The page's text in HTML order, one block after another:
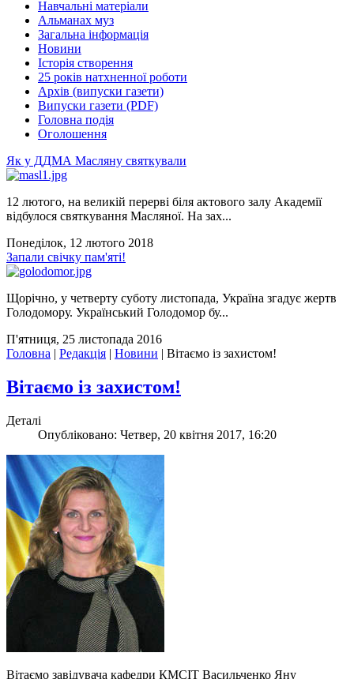
Навчальні матеріали
Альманах муз
Загальна інформація
Новини
Історія створення
25 років натхненної роботи
Архів (випуски газети)
Випуски газети (PDF)
Головна подія
Оголошення
Як у ДДМА Масляну святкували
12 лютого, на великій перерві біля актового залу Академії
відбулося святкування Масляної. На зах...
Понеділок, 12 лютого 2018
Запали свічку пам'яті!
Щорічно, у четверту суботу листопада, Україна згадує жертв
Голодомору. Український Голодомор бу...
П'ятниця, 25 листопада 2016
Головна | Редакція | Новини | Вітаємо із захистом!
Вітаємо із захистом!
Деталі
Опубліковано: Четвер, 20 квітня 2017, 16:20
Вітаємо завідувача кафедри КМСІТ Васильченко Яну